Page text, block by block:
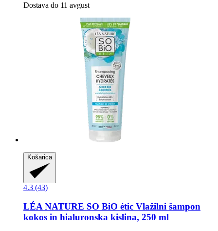
Dostava do 11 avgust
Košarica
4.3 (43)
LÉA NATURE SO BiO étic Vlažilni šampon
kokos in hialuronska kislina, 250 ml